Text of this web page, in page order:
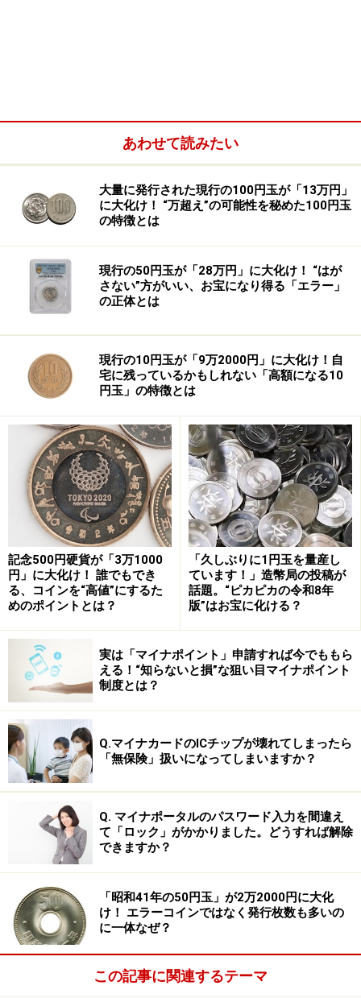
しかしその後、50円玉や100円玉にもギザギザがついた
ことで、手触りで判別が難しくなったため、10円玉から
そんな経緯のある現行の10円玉ですが、2026年4月11日
に終了した第127回入札誌「銀座」では、12万5000円
（手数料込みで14万5625円）で落札されたのです。一体
なぜ、高額落札となったのでしょうか？
昭和26年、昭和32年、昭和33年のギザ十の
価値が高い
14万5625円で落札された実際の10円玉（裏面） ※画像：第
127回入札誌「銀座」 Lot番号：516 10円青銅貨 昭和32年
PCGS(MS66RD) | UNC
今回落札された10円玉は昭和32年発行のギザ十です。ま
ず、ギザ十の中で価値の高いものを発行年から確認しま
和26年、昭和32年、昭和33年発行のものです。
昭和26年はギザ十の最初の発行年です。また、ほかの年
号では1億枚以上発行されているのに対し、昭和32年は
5000万枚、昭和33年は2500万枚と発行枚数が少ないこ
とも、高価値となる理由の1つです。
次に、いかに当時のままのものが残っているかという観
点が重要となります。通常10円玉は使われるほど輝きが
失われ光沢感などはなくなっていきます。一方、完全未
使用のものは当時のまま光沢を残しています。古い貨幣
ほど完全未使用で残っているものは少なくなるため、高
い価値を生むことになります。
条件を満たしています。しかもコインの鑑定機関である
あわせて読みたい
大量に発行された現行の100円玉が「13万円」
に大化け！ “万超え”の可能性を秘めた100円玉
の特徴とは
現行の50円玉が「28万円」に大化け！ “はが
さない”方がいい、お宝になり得る「エラー」
の正体とは
現行の10円玉が「9万2000円」に大化け！自
宅に残っているかもしれない「高額になる10
円玉」の特徴とは
記念500円硬貨が「3万1000
円」に大化け！ 誰でもでき
る、コインを“高値”にするた
めのポイントとは？
「久しぶりに1円玉を量産し
ています！」造幣局の投稿が
話題。“ピカピカの令和8年
版”はお宝に化ける？
実は「マイナポイント」申請すれば今でももら
える！“知らないと損”な狙い目マイナポイント
制度とは？
Q.マイナカードのICチップが壊れてしまったら
「無保険」扱いになってしまいますか？
Q. マイナポータルのパスワード入力を間違え
て「ロック」がかかりました。どうすれば解除
できますか？
「昭和41年の50円玉」が2万2000円に大化
け！ エラーコインではなく発行枚数も多いの
に一体なぜ？
この記事に関連するテーマ